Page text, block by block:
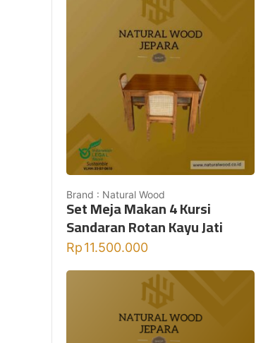
Brand : Natural Wood
Set Meja Makan 4 Kursi
Sandaran Rotan Kayu Jati
Rp11.500.000